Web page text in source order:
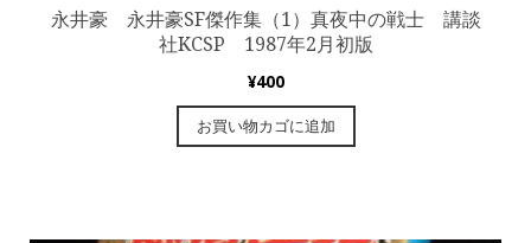
永井豪 永井豪SF傑作集（1）真夜中の戦士 講談
社KCSP 1987年2月初版
¥400
お買い物カゴに追加